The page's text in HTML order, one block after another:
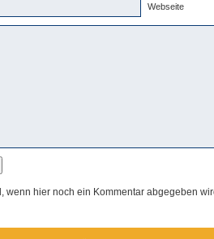
Webseite
wenn hier noch ein Kommentar abgegeben